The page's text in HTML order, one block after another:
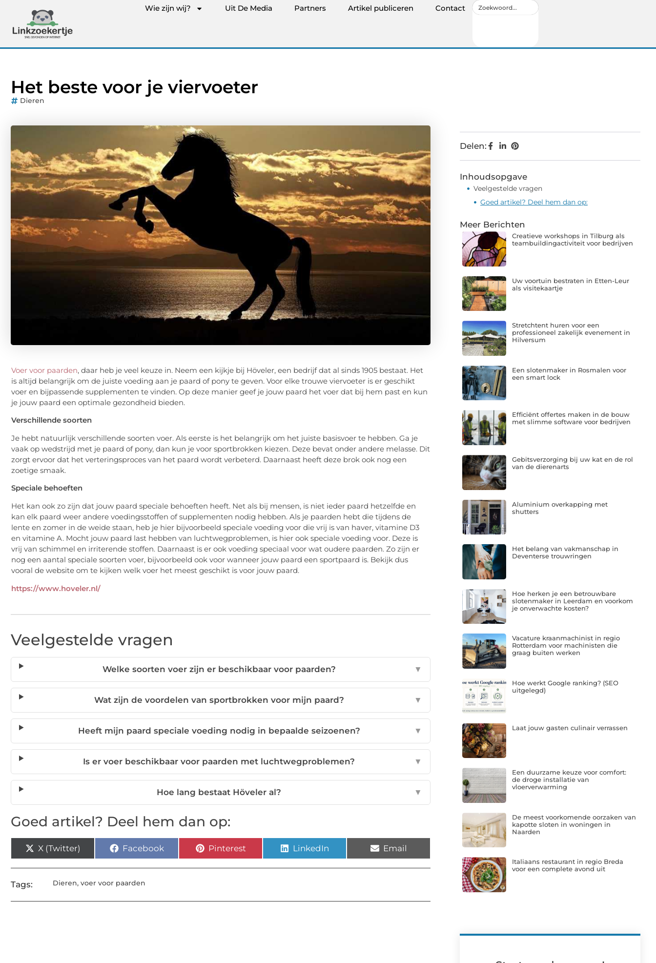
Wie zijn wij? Uit De Media Partners Artikel publiceren Contact
Het beste voor je viervoeter
Dieren
Voer voor paarden, daar heb je veel keuze in. Neem een kijkje bij Höveler, een bedrijf dat al sinds 1905 bestaat. Het
is altijd belangrijk om de juiste voeding aan je paard of pony te geven. Voor elke trouwe viervoeter is er geschikt
voer en bijpassende supplementen te vinden. Op deze manier geef je jouw paard het voer dat bij hem past en kun
je jouw paard een optimale gezondheid bieden.
Verschillende soorten
Je hebt natuurlijk verschillende soorten voer. Als eerste is het belangrijk om het juiste basisvoer te hebben. Ga je
vaak op wedstrijd met je paard of pony, dan kun je voor sportbrokken kiezen. Deze bevat onder andere melasse. Dit
zorgt ervoor dat het verteringsproces van het paard wordt verbeterd. Daarnaast heeft deze brok ook nog een
zoetige smaak.
Speciale behoeften
Het kan ook zo zijn dat jouw paard speciale behoeften heeft. Net als bij mensen, is niet ieder paard hetzelfde en
kan elk paard weer andere voedingsstoffen of supplementen nodig hebben. Als je paarden hebt die tijdens de
lente en zomer in de weide staan, heb je hier bijvoorbeeld speciale voeding voor die vrij is van haver, vitamine D3
en vitamine A. Mocht jouw paard last hebben van luchtwegproblemen, is hier ook speciale voeding voor. Deze is
vrij van schimmel en irriterende stoffen. Daarnaast is er ook voeding speciaal voor wat oudere paarden. Zo zijn er
nog een aantal speciale soorten voer, bijvoorbeeld ook voor wanneer jouw paard een sportpaard is. Bekijk dus
vooral de website om te kijken welk voer het meest geschikt is voor jouw paard.
https://www.hoveler.nl/
Veelgestelde vragen
Welke soorten voer zijn er beschikbaar voor paarden? ▼
Wat zijn de voordelen van sportbrokken voor mijn paard? ▼
Heeft mijn paard speciale voeding nodig in bepaalde seizoenen? ▼
Is er voer beschikbaar voor paarden met luchtwegproblemen? ▼
Hoe lang bestaat Höveler al? ▼
Goed artikel? Deel hem dan op:
X (Twitter) Facebook Pinterest LinkedIn Email
Tags: Dieren, voer voor paarden
Delen:
Inhoudsopgave
Veelgestelde vragen
Goed artikel? Deel hem dan op:
Meer Berichten
Creatieve workshops in Tilburg als
teambuildingactiviteit voor bedrijven
Uw voortuin bestraten in Etten-Leur
als visitekaartje
Stretchtent huren voor een
professioneel zakelijk evenement in
Hilversum
Een slotenmaker in Rosmalen voor
een smart lock
Efficiënt offertes maken in de bouw
met slimme software voor bedrijven
Gebitsverzorging bij uw kat en de rol
van de dierenarts
Aluminium overkapping met
shutters
Het belang van vakmanschap in
Deventerse trouwringen
Hoe herken je een betrouwbare
slotenmaker in Leerdam en voorkom
je onverwachte kosten?
Vacature kraanmachinist in regio
Rotterdam voor machinisten die
graag buiten werken
Hoe werkt Google ranking? (SEO
uitgelegd)
Laat jouw gasten culinair verrassen
Een duurzame keuze voor comfort:
de droge installatie van
vloerverwarming
De meest voorkomende oorzaken van
kapotte sloten in woningen in
Naarden
Italiaans restaurant in regio Breda
voor een complete avond uit